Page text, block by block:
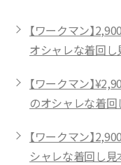
【ワークマン】
オシャレな着回し
【ワークマン】
のオシャレな着
【ワークマン】
シャレな着回し見